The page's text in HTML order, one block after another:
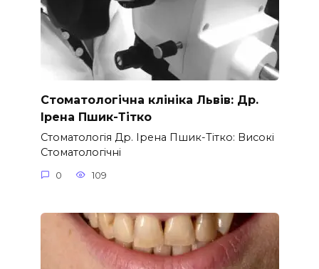
Стоматологічна клініка Львів: Др.
Ірена Пшик-Тітко
Стоматологія Др. Ірена Пшик-Тітко: Високі
Стоматологічні
0 109